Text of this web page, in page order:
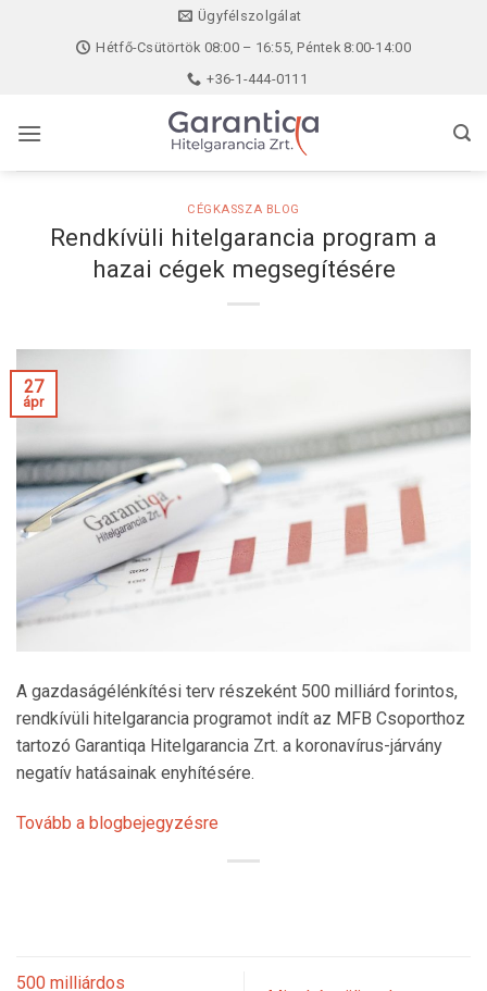
Ügyfélszolgálat
Hétfő-Csütörtök 08:00 – 16:55, Péntek 8:00-14:00
+36-1-444-0111
CÉGKASSZA BLOG
Rendkívüli hitelgarancia program a
hazai cégek megsegítésére
27
ápr
A gazdaságélénkítési terv részeként 500 milliárd forintos,
rendkívüli hitelgarancia programot indít az MFB Csoporthoz
tartozó Garantiqa Hitelgarancia Zrt. a koronavírus-járvány
negatív hatásainak enyhítésére.
Tovább a blogbejegyzésre
500 milliárdos